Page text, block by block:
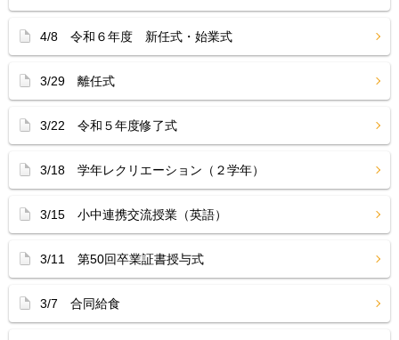
4/8 令和６年度 新任式・始業式
3/29 離任式
3/22 令和５年度修了式
3/18 学年レクリエーション（２学年）
3/15 小中連携交流授業（英語）
3/11 第50回卒業証書授与式
3/7 合同給食